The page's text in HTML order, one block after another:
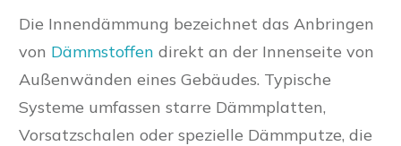
Die Innendämmung bezeichnet das Anbringen
von Dämmstoffen direkt an der Innenseite von
Außenwänden eines Gebäudes. Typische
Systeme umfassen starre Dämmplatten,
Vorsatzschalen oder spezielle Dämmputze, die